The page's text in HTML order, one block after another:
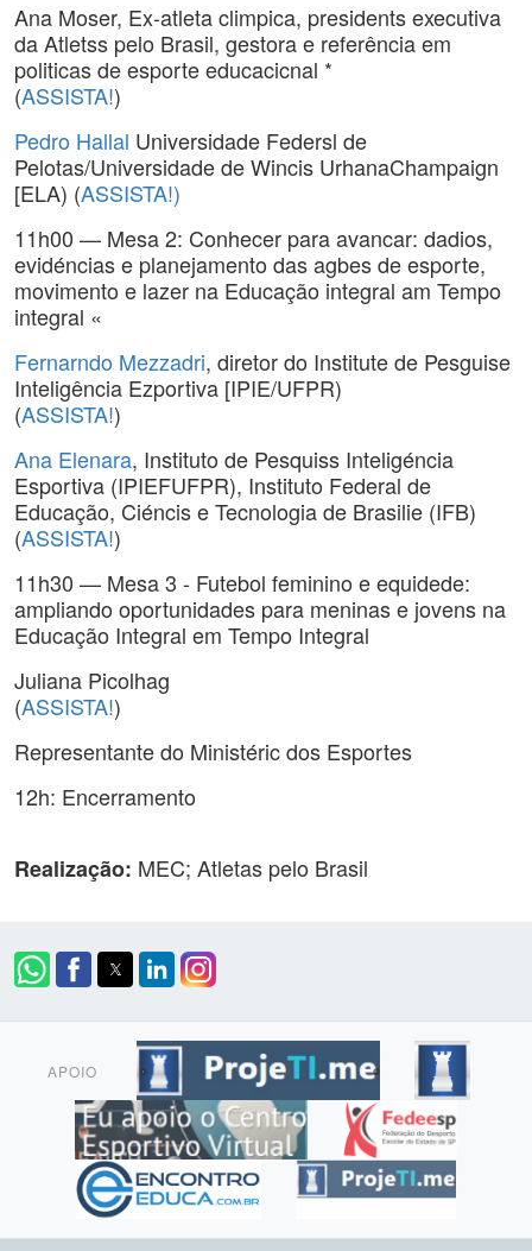
Ana Moser, Ex-atleta climpica, presidents executiva
da Atletss pelo Brasil, gestora e referência em
politicas de esporte educacicnal *
(ASSISTA!)
Pedro Hallal Universidade Federsl de
Pelotas/Universidade de Wincis UrhanaChampaign
[ELA) (ASSISTA!)
11h00 — Mesa 2: Conhecer para avancar: dadios,
evidéncias e planejamento das agbes de esporte,
movimento e lazer na Educação integral am Tempo
integral «
Fernarndo Mezzadri, diretor do Institute de Pesguise
Inteligência Ezportiva [IPIE/UFPR)
(ASSISTA!)
Ana Elenara, Instituto de Pesquiss Inteligéncia
Esportiva (IPIEFUFPR), Instituto Federal de
Educação, Ciéncis e Tecnologia de Brasilie (IFB)
(ASSISTA!)
11h30 — Mesa 3 - Futebol feminino e equidede:
ampliando oportunidades para meninas e jovens na
Educação Integral em Tempo Integral
Juliana Picolhag
(ASSISTA!)
Representante do Ministéric dos Esportes
12h: Encerramento
Realização: MEC; Atletas pelo Brasil
APOIO